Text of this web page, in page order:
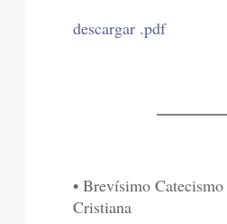
descargar .pdf
• Brevísimo
Cristiana